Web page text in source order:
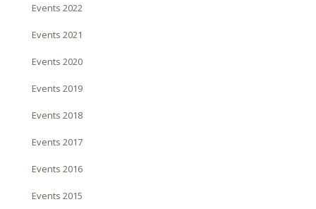
Events 2022
Events 2021
Events 2020
Events 2019
Events 2018
Events 2017
Events 2016
Events 2015